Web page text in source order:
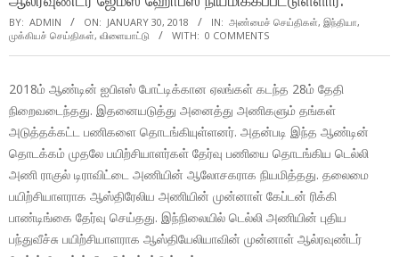
BY: ADMIN ON: JANUARY 30, 2018 IN: அண்மைச் செய்திகள், இந்தியா,
முக்கியச் செய்திகள், விளையாட்டு WITH: 0 COMMENTS
2018ம் ஆண்டின் ஐபிஎஸ் போட்டிக்கான ஏலங்கள் கடந்த 28ம் தேதி
நிறைவடைந்தது. இதனையடுத்து அனைத்து அணிகளும் தங்கள்
அடுத்தக்கட்ட பணிகளை தொடங்கியுள்ளனர். அதன்படி இந்த ஆண்டின்
தொடக்கம் முதலே பயிற்சியாளர்கள் தேர்வு பணியை தொடங்கிய டெல்லி
அணி ராகுல் டிராவிட்டை அணியின் ஆலோசகராக நியமித்தது. தலைமை
பயிற்சியாளராக ஆஸ்திரேலிய அணியின் முன்னாள் கேப்டன் ரிக்கி
பாண்டிங்கை தேர்வு செய்தது. இந்நிலையில் டெல்லி அணியின் புதிய
பந்துவீச்சு பயிற்சியாளராக ஆஸ்தியேலியாவின் முன்னாள் ஆல்ரவுண்டர்